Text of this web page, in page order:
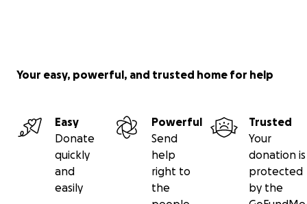
Your easy, powerful, and trusted home for help
Easy
Donate
quickly
and
easily
Powerful
Send
help
right to
the
Trusted
Your
donation is
protected
by the